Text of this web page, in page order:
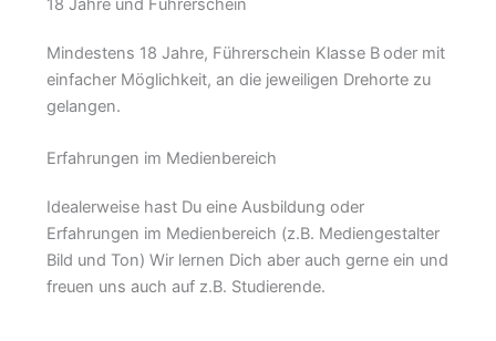
18 Jahre und Führerschein
Mindestens 18 Jahre, Führerschein Klasse Boder mit
einfacher Möglichkeit, an die jeweiligen Drehorte zu
gelangen.
Erfahrungen im Medienbereich
Idealerweise hast Du eine Ausbildung oder
Erfahrungen im Medienbereich (z.B. Mediengestalter
Bild und Ton) Wir lernen Dich aber auch gerne ein und
freuen uns auch auf z.B. Studierende.